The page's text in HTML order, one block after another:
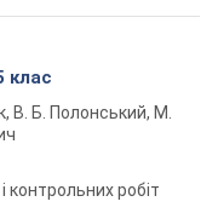
клас
В. Б. Полонський, М.
контрольних робіт